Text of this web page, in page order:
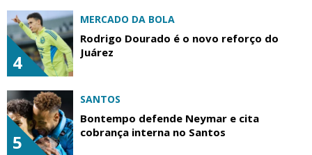
4
MERCADO DA BOLA
Rodrigo Dourado é o novo reforço do
Juárez
5
SANTOS
Bontempo defende Neymar e cita
cobrança interna no Santos